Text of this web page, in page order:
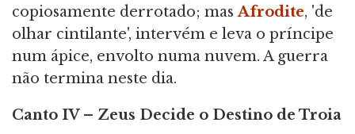
copiosamente derrotado; masAfrodite, 'de
olhar cintilante', intervém e leva o príncipe
num ápice, envolto numa nuvem. A guerra
não termina neste dia.
Canto IV – Zeus Decide o Destino de Troia